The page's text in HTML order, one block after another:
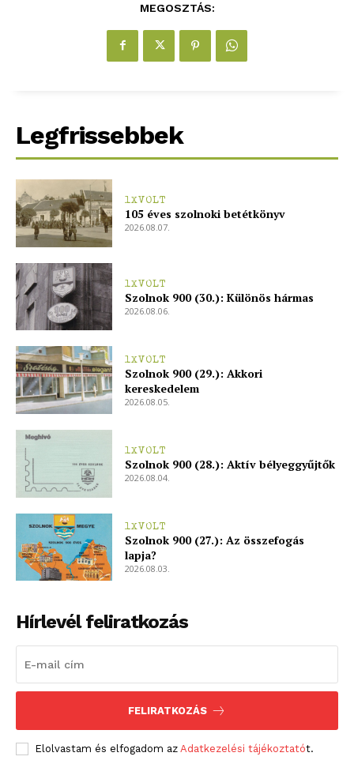
MEGOSZTÁS:
Legfrissebbek
1XVOLT
105 éves szolnoki betétkönyv
2026.08.07.
1XVOLT
Szolnok 900 (30.): Különös hármas
2026.08.06.
1XVOLT
Szolnok 900 (29.): Akkori
kereskedelem
2026.08.05.
1XVOLT
Szolnok 900 (28.): Aktív bélyeggyűjtők
2026.08.04.
1XVOLT
Szolnok 900 (27.): Az összefogás
lapja?
2026.08.03.
Hírlevél feliratkozás
FELIRATKOZÁS
Elolvastam és elfogadom az Adatkezelési tájékoztatót.